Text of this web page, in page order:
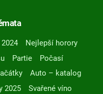
Nejlepší horory
Partie
Počasí
Auto – katalog
2025
Svařené víno